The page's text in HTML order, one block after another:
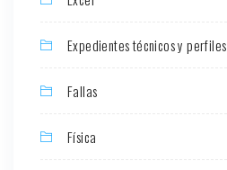
Expedientes técnicos y perfiles
Fallas
Física